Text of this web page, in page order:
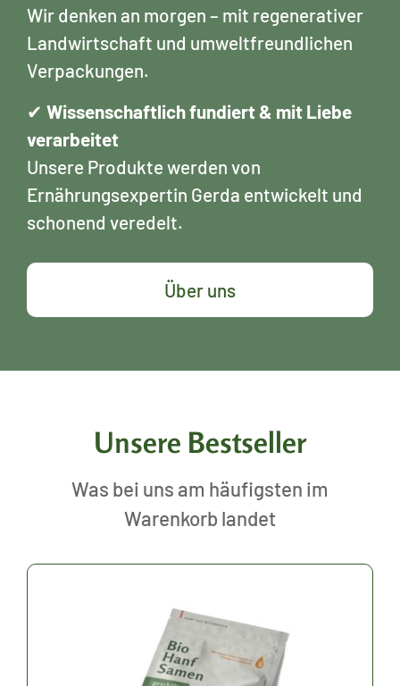
Wir denken an morgen – mit regenerativer
Landwirtschaft und umweltfreundlichen
Verpackungen.
✔ Wissenschaftlich fundiert & mit Liebe
verarbeitet
Unsere Produkte werden von
Ernährungsexpertin Gerda entwickelt und
schonend veredelt.
Über uns
Unsere Bestseller
Was bei uns am häufigsten im
Warenkorb landet